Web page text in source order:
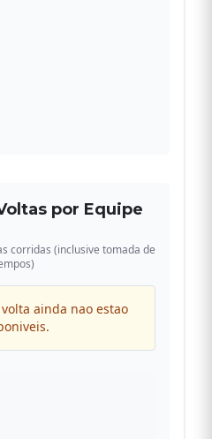
por Equipe
corridas (inclusive tomada de
ainda nao estao